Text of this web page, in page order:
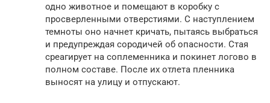
одно животное и помещают в коробку с
просверленными отверстиями. С наступлением
темноты оно начнет кричать, пытаясь выбраться
и предупреждая сородичей об опасности. Стая
среагирует на соплеменника и покинет логово в
полном составе. После их отлета пленника
выносят на улицу и отпускают.